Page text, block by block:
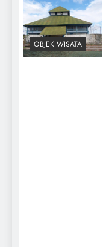
OBJEK WISATA